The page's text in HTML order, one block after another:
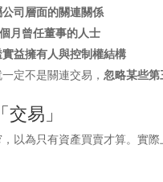
司層面的關連關係
月曾任董事的人士
益擁有人與控制權結構
定不是關連交易，忽略某些
易」
以為只有資產買賣才算。實